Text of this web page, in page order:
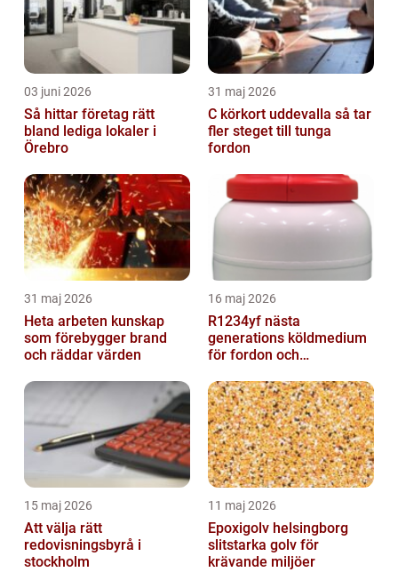
03 juni 2026
Så hittar företag rätt
bland lediga lokaler i
Örebro
31 maj 2026
C körkort uddevalla så tar
fler steget till tunga
fordon
31 maj 2026
Heta arbeten kunskap
som förebygger brand
och räddar värden
16 maj 2026
R1234yf nästa
generations köldmedium
för fordon och
15 maj 2026
Att välja rätt
redovisningsbyrå i
stockholm
11 maj 2026
Epoxigolv helsingborg
slitstarka golv för
krävande miljöer